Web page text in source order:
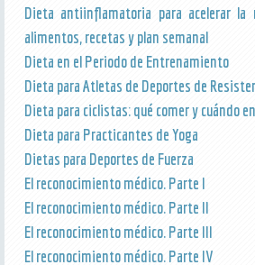
Dieta antiinflamatoria para acelerar la
alimentos, recetas y plan semanal
Dieta en el Periodo de Entrenamiento
Dieta para Atletas de Deportes de
Dieta para ciclistas: qué comer y cuándo
Dieta para Practicantes de Yoga
Dietas para Deportes de Fuerza
El reconocimiento médico. Parte I
El reconocimiento médico. Parte II
El reconocimiento médico. Parte III
El reconocimiento médico. Parte IV